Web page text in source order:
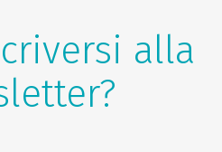
alla